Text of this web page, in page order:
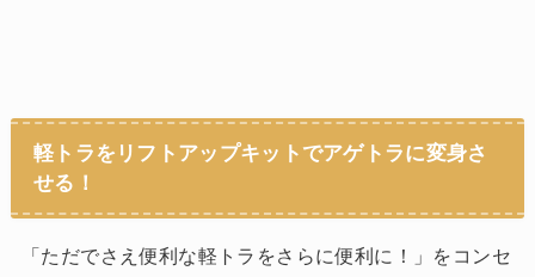
軽トラをリフトアップキットでアゲトラに変身さ
せる！
「ただでさえ便利な軽トラをさらに便利に！」をコンセ